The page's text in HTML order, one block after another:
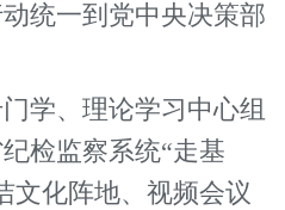
统一到党中央决策部
、理论学习中心组
检监察系统“走基
文化阵地、视频会议